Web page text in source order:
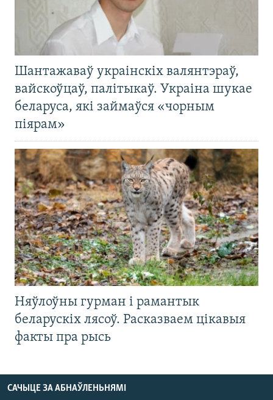
Шантажаваў украінскіх валянтэраў,
вайскоўцаў, палітыкаў. Украіна шукае
беларуса, які займаўся «чорным
піярам»
Няўлоўны гурман і рамантык
беларускіх лясоў. Расказваем цікавыя
факты пра рысь
САЧЫЦЕ ЗА АБНАЎЛЕНЬНЯМІ